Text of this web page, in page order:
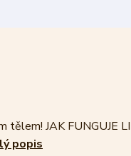
tělem! JAK FUNGUJE
popis